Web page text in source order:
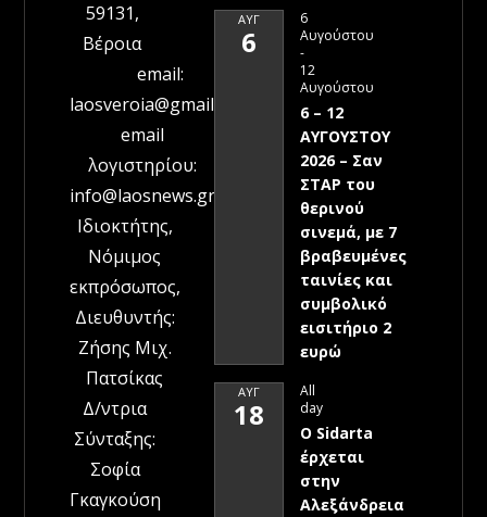
59131,
Βέροια
email:
laosveroia@gmail.com
email
λογιστηρίου:
info@laosnews.gr
Ιδιοκτήτης,
Νόμιμος
εκπρόσωπος,
Διευθυντής:
Ζήσης Μιχ.
Πατσίκας
Δ/ντρια
Σύνταξης:
Σοφία
Γκαγκούση
ΑΥΓ
6
6
Αυγούστου
-
12
Αυγούστου
6 – 12
ΑΥΓΟΥΣΤΟΥ
2026 – Σαν
ΣΤΑΡ του
θερινού
σινεμά, με 7
βραβευμένες
ταινίες και
συμβολικό
εισιτήριο 2
ευρώ
ΑΥΓ
18
All
day
Ο Sidarta
έρχεται
στην
Αλεξάνδρεια